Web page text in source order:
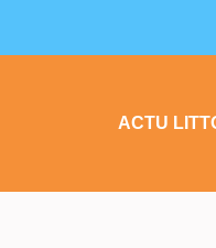
ACTU